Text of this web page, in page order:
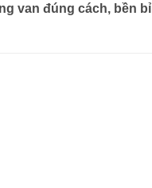
van đúng cách, bền bỉ